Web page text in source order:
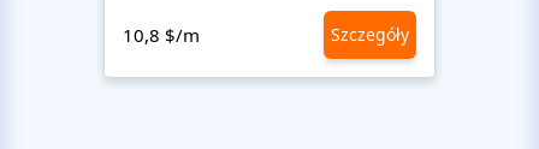
10,8 $/m Szczegóły